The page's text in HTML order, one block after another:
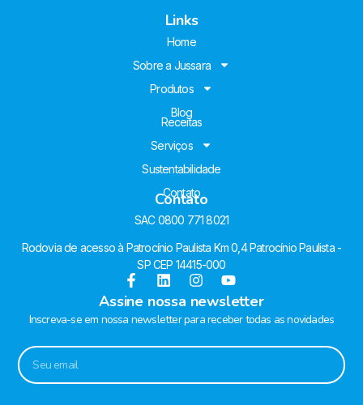
Links
Home
Sobre a Jussara
Produtos
Blog
Receitas
Serviços
Sustentabilidade
Contato
Contato
SAC 0800 771 8021
Rodovia de acesso à Patrocínio Paulista Km 0,4 Patrocínio Paulista -
SP CEP 14415-000
Assine nossa newsletter
Inscreva-se em nossa newsletter para receber todas as novidades